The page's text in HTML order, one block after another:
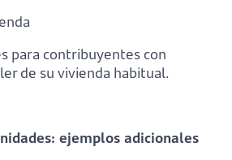
para contribuyentes con
de su vivienda habitual.
ejemplos adicionales